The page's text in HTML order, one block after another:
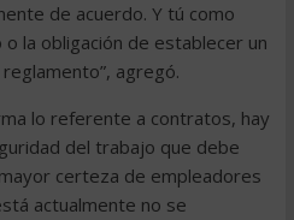
de acuerdo. Y tú como
la obligación de establecer un
agregó.
lo referente a contratos, hay
del trabajo que debe
certeza de empleadores
actualmente no se